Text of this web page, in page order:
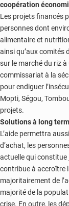
coopération
Les projets financés
personnes dont
alimentaire et
ainsi qu’aux comités
sur le marché du riz
commissariat à la
pour endiguer
Mopti, Ségou,
projets.
Solutions à long
L’aide permettra
d’achat, les
actuelle qui constitue
contribue à accroître
majoritairement de
majorité de la
crise. En outre, les